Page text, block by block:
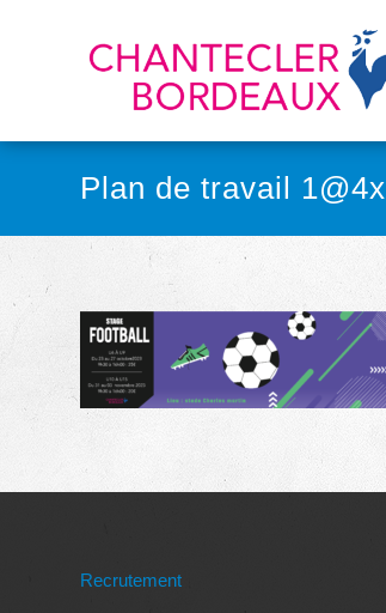
Plan de travail 1@4x
Recrutement